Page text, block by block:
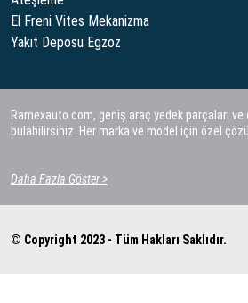
El Freni Vites Mekanizma
Yakıt Deposu Egzoz
Ramexauto.com, geniş araç yedek parçaları
bulabilirsiniz. Her marka ve model için özel
Daha Fazla Göster >
© Copyright 2023 - Tüm Hakları Saklıdır.